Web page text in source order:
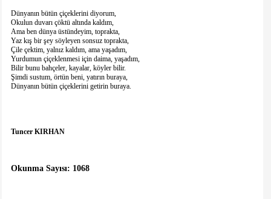
Dünyanın bütün çiçeklerini diyorum,
Okulun duvarı çöktü altında kaldım,
Ama ben dünya üstündeyim, toprakta,
Yaz kış bir şey söyleyen sonsuz toprakta,
Çile çektim, yalnız kaldım, ama yaşadım,
Yurdumun çiçeklenmesi için daima, yaşadım,
Bilir bunu bahçeler, kayalar, köyler bilir.
Şimdi sustum, örtün beni, yatırın buraya,
Dünyanın bütün çiçeklerini getirin buraya.
Tuncer KIRHAN
Okunma Sayısı: 1068